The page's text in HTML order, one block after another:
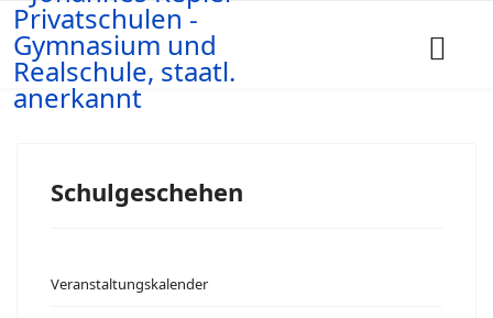
Schulgeschehen
Veranstaltungskalender